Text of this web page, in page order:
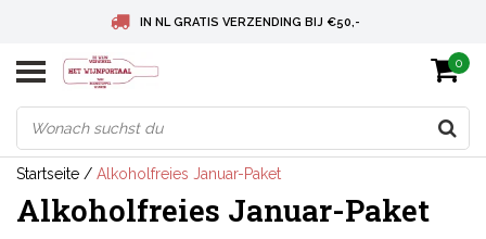
IN NL GRATIS VERZENDING BIJ €50,-
BELGIE GRATIS VERZENDING BIJ € 75
DEUTSCHLAND VERSANDKOSTENFREI AB € 75
0
Startseite / Alkoholfreies Januar-Paket
Alkoholfreies Januar-Paket